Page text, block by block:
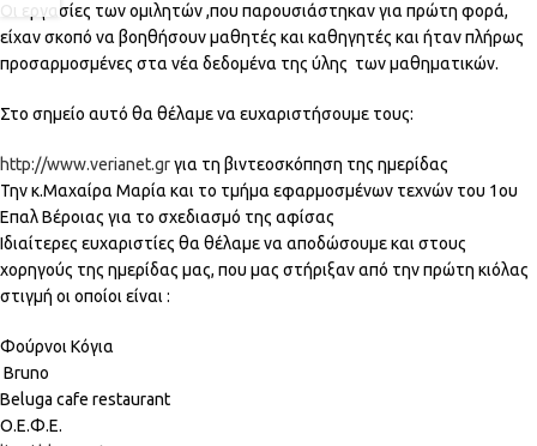
Οι εργασίες των ομιλητών ,που παρουσιάστηκαν για πρώτη φορά,
είχαν σκοπό να βοηθήσουν μαθητές και καθηγητές και ήταν πλήρως
προσαρμοσμένες στα νέα δεδομένα της ύλης των μαθηματικών.
Στο σημείο αυτό θα θέλαμε να ευχαριστήσουμε τους:
http://www.verianet.grγια τη βιντεοσκόπηση της ημερίδας
Την κ.Μαχαίρα Μαρία και το τμήμα εφαρμοσμένων τεχνών του 1ου
Επαλ Βέροιας για το σχεδιασμό της αφίσας
Ιδιαίτερες ευχαριστίες θα θέλαμε να αποδώσουμε και στους
χορηγούς της ημερίδας μας, που μας στήριξαν από την πρώτη κιόλας
στιγμή οι οποίοι είναι :
Φούρνοι Κόγια
Bruno
Beluga cafe restaurant
Ο.Ε.Φ.Ε.